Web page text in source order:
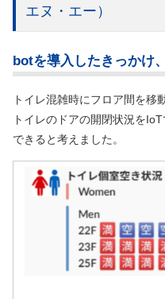
エヌ・エー）
botを導入したきっかけ
トイレ混雑時にフロア間を移
トイレのドアの開閉状況を
できると考えました。